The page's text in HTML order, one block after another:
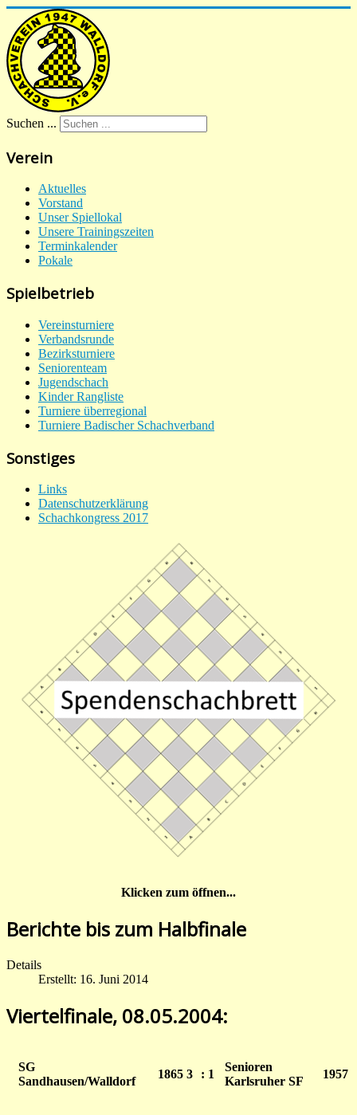
Suchen ...
Verein
Aktuelles
Vorstand
Unser Spiellokal
Unsere Trainingszeiten
Terminkalender
Pokale
Spielbetrieb
Vereinsturniere
Verbandsrunde
Bezirksturniere
Seniorenteam
Jugendschach
Kinder Rangliste
Turniere überregional
Turniere Badischer Schachverband
Sonstiges
Links
Datenschutzerklärung
Schachkongress 2017
Klicken zum öffnen...
Berichte bis zum Halbfinale
Details
Erstellt: 16. Juni 2014
Viertelfinale, 08.05.2004:
SG
Sandhausen/Walldorf
1865 3 : 1
Senioren
Karlsruher SF
1957